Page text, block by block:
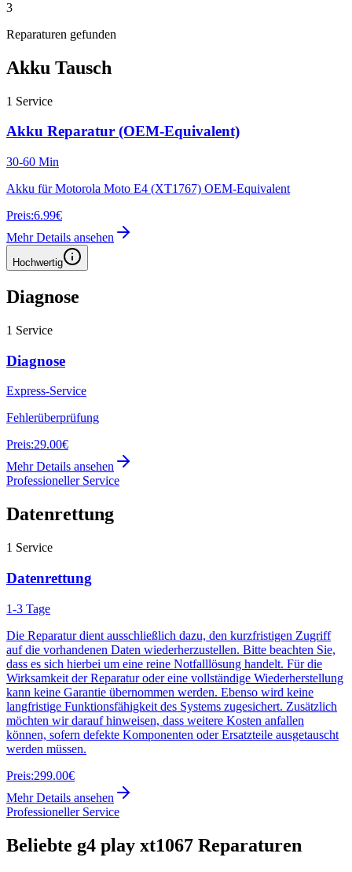
3
Reparaturen gefunden
Akku Tausch
1 Service
Akku Reparatur (OEM-Equivalent)
30-60 Min
Akku für Motorola Moto E4 (XT1767) OEM-Equivalent
Preis:6.99€
Mehr Details ansehen
Hochwertig
Diagnose
1 Service
Diagnose
Express-Service
Fehlerüberprüfung
Preis:29.00€
Mehr Details ansehen
Professioneller Service
Datenrettung
1 Service
Datenrettung
1-3 Tage
Die Reparatur dient ausschließlich dazu, den kurzfristigen Zugriff
auf die vorhandenen Daten wiederherzustellen. Bitte beachten Sie,
dass es sich hierbei um eine reine Notfalllösung handelt. Für die
Wirksamkeit der Reparatur oder eine vollständige Wiederherstellung
kann keine Garantie übernommen werden. Ebenso wird keine
langfristige Funktionsfähigkeit des Systems zugesichert. Zusätzlich
möchten wir darauf hinweisen, dass weitere Kosten anfallen
können, sofern defekte Komponenten oder Ersatzteile ausgetauscht
werden müssen.
Preis:299.00€
Mehr Details ansehen
Professioneller Service
Beliebte g4 play xt1067 Reparaturen